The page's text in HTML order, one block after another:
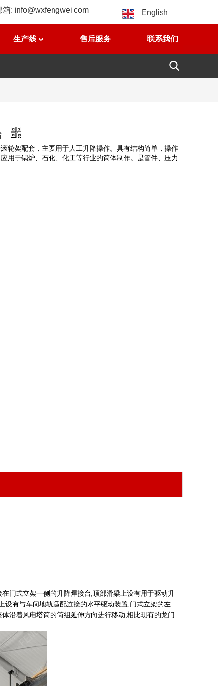
箱: info@wxfengwei.com English
生产线 售后服务 联系我们
轮架配套，主要用于人工升降操作。具有结构简单，操作
用于锅炉、石化、化工等行业的筒体制作。是管件、压力
门式立架一侧的升降焊接台,顶部滑梁上设有用于驱动升
设有与车间地轨适配连接的水平驱动装置,门式立架的左
沿着风电塔筒的筒组延伸方向进行移动,相比现有的龙门